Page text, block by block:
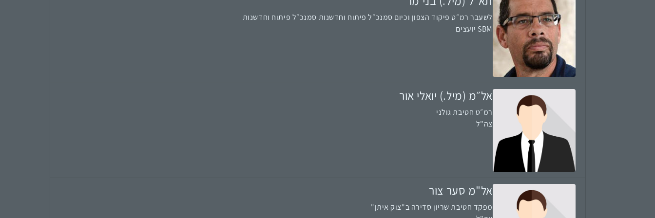
לשעבר רמ״ט פיקוד הצפון וכיום סמנכ״ל פיתוח וחדשנות סמנכ״ל פיתוח וחדשנות
SBM יועצים
אל״מ (מיל.) יואלי אור
רמ״ט חטיבת גולני
צה"ל
אל"מ סער צור
מפקד חטיבת שריון סדירה ב"צוק איתן"